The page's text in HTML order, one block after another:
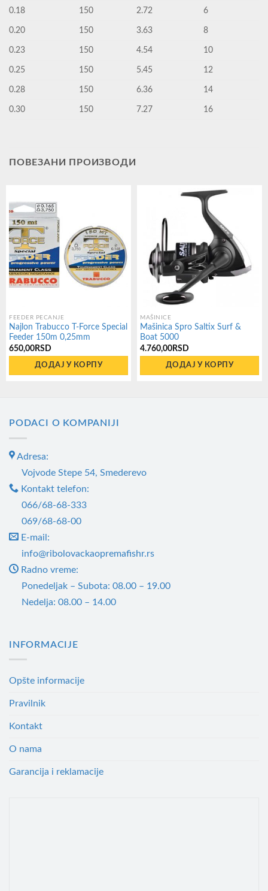
0.18 150 2.72 6
0.20 150 3.63 8
0.23 150 4.54 10
0.25 150 5.45 12
0.28 150 6.36 14
0.30 150 7.27 16
ПОВЕЗАНИ ПРОИЗВОДИ
FEEDER PECANJE
Najlon Trabucco T-Force Special
Feeder 150m 0,25mm
650,00 RSD
ДОДАЈ У КОРПУ
MAŠINICE
Mašinica Spro Saltix Surf &
Boat 5000
4.760,00 RSD
ДОДАЈ У КОРПУ
PODACI O KOMPANIJI
Adresa:
Vojvode Stepe 54, Smederevo
Kontakt telefon:
066/68-68-333
069/68-68-00
E-mail:
info@ribolovackaopremafishr.rs
Radno vreme:
Ponedeljak – Subota: 08.00 – 19.00
Nedelja: 08.00 – 14.00
INFORMACIJE
Opšte informacije
Pravilnik
Kontakt
O nama
Garancija i reklamacije